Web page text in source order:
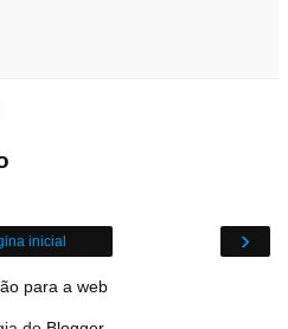
›
inicial
para a web